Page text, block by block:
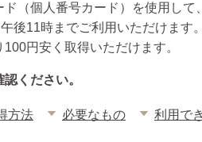
ド（個人番号カード）を使用し
後11時までご利用いただけます
円安く取得いただけます。
ください。
方法 必要なもの 利用で